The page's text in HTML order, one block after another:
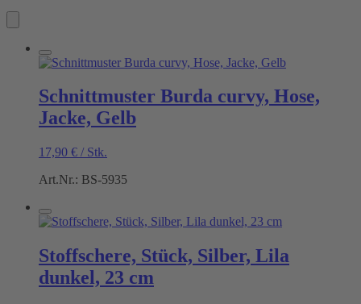
Schnittmuster Burda curvy, Hose,
Jacke, Gelb
17,90 € / Stk.
Art.Nr.: BS-5935
Stoffschere, Stück, Silber, Lila
dunkel, 23 cm